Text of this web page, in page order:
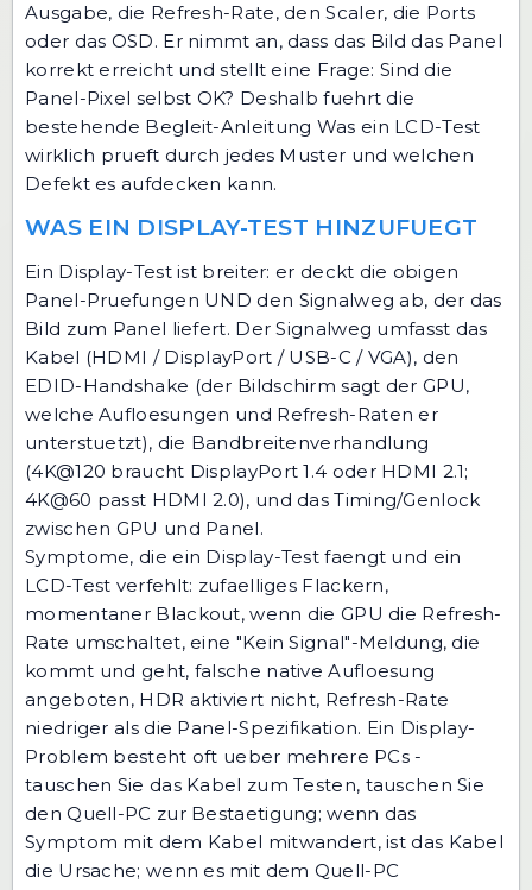
Ausgabe, die Refresh-Rate, den Scaler, die Ports
oder das OSD. Er nimmt an, dass das Bild das Panel
korrekt erreicht und stellt eine Frage: Sind die
Panel-Pixel selbst OK? Deshalb fuehrt die
bestehende Begleit-Anleitung Was ein LCD-Test
wirklich prueft durch jedes Muster und welchen
Defekt es aufdecken kann.
WAS EIN DISPLAY-TEST HINZUFUEGT
Ein Display-Test ist breiter: er deckt die obigen
Panel-Pruefungen UND den Signalweg ab, der das
Bild zum Panel liefert. Der Signalweg umfasst das
Kabel (HDMI / DisplayPort / USB-C / VGA), den
EDID-Handshake (der Bildschirm sagt der GPU,
welche Aufloesungen und Refresh-Raten er
unterstuetzt), die Bandbreitenverhandlung
(4K@120 braucht DisplayPort 1.4 oder HDMI 2.1;
4K@60 passt HDMI 2.0), und das Timing/Genlock
zwischen GPU und Panel.
Symptome, die ein Display-Test faengt und ein
LCD-Test verfehlt: zufaelliges Flackern,
momentaner Blackout, wenn die GPU die Refresh-
Rate umschaltet, eine "Kein Signal"-Meldung, die
kommt und geht, falsche native Aufloesung
angeboten, HDR aktiviert nicht, Refresh-Rate
niedriger als die Panel-Spezifikation. Ein Display-
Problem besteht oft ueber mehrere PCs -
tauschen Sie das Kabel zum Testen, tauschen Sie
den Quell-PC zur Bestaetigung; wenn das
Symptom mit dem Kabel mitwandert, ist das Kabel
die Ursache; wenn es mit dem Quell-PC